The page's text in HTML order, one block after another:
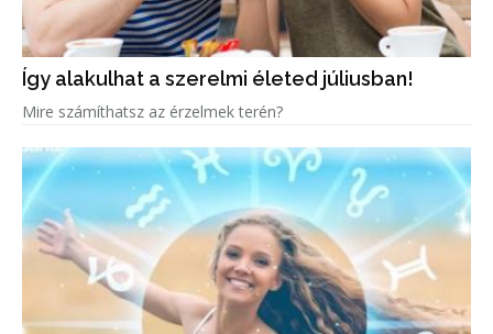
Így alakulhat a szerelmi életed júliusban!
Mire számíthatsz az érzelmek terén?